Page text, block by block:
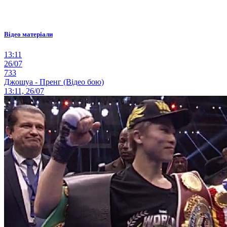
Відео матеріали
13:11
26/07
733
Джошуа - Пренг (Відео бою)
13:11, 26/07